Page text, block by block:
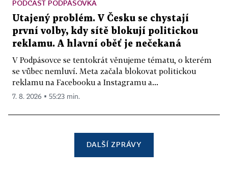
PODCAST PODPÁSOVKA
Utajený problém. V Česku se chystají
první volby, kdy sítě blokují politickou
reklamu. A hlavní oběť je nečekaná
V Podpásovce se tentokrát věnujeme tématu, o kterém
se vůbec nemluví. Meta začala blokovat politickou
reklamu na Facebooku a Instagramu a...
7. 8. 2026 ▪ 55:23 min.
DALŠÍ ZPRÁVY